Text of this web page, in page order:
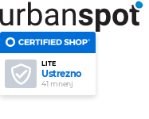
LITE
Ustrezno
41 mnenj